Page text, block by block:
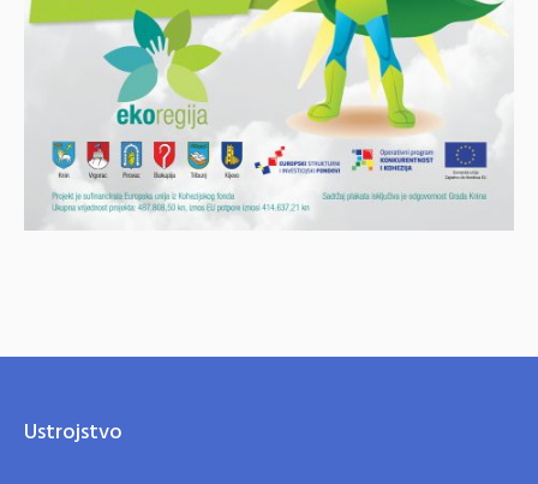
Ustrojstvo